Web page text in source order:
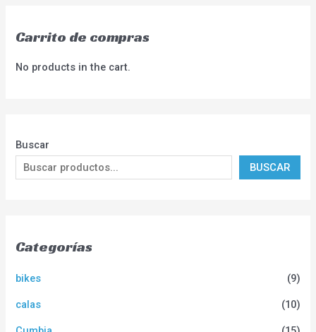
Carrito de compras
No products in the cart.
Buscar
BUSCAR
Categorías
bikes (9)
calas (10)